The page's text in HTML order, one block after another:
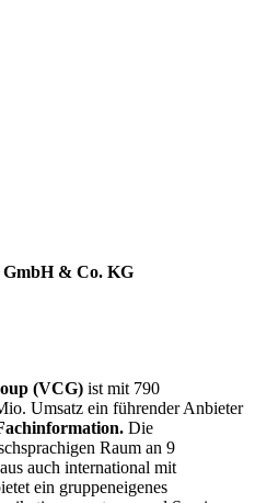
GmbH & Co. KG
(VCG) ist mit 790
Umsatz ein führender Anbieter
Die
Raum an 9
auch international mit
ein gruppeneigenes